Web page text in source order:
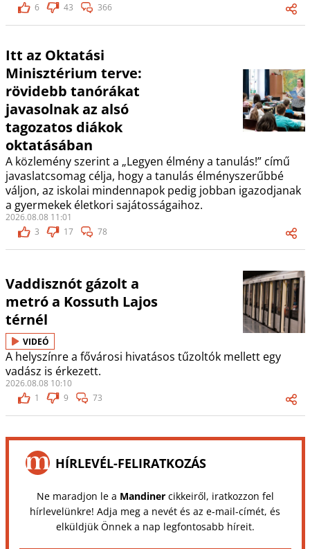
6
43 366
Itt az Oktatási
Minisztérium terve:
rövidebb tanórákat
javasolnak az alsó
tagozatos diákok
oktatásában
A közlemény szerint a „Legyen élmény a tanulás!” című
javaslatcsomag célja, hogy a tanulás élményszerűbbé
váljon, az iskolai mindennapok pedig jobban igazodjanak
a gyermekek életkori sajátosságaihoz.
2026.08.08 11:01
3
17 78
Vaddisznót gázolt a
metró a Kossuth Lajos
térnél
VIDEÓ
A helyszínre a fővárosi hivatásos tűzoltók mellett egy
vadász is érkezett.
2026.08.08 10:10
1
9 73
HÍRLEVÉL-FELIRATKOZÁS
Ne maradjon le a Mandinercikkeiről, iratkozzon fel
hírlevelünkre! Adja meg a nevét és az e-mail-címét, és
elküldjük Önnek a nap legfontosabb híreit.